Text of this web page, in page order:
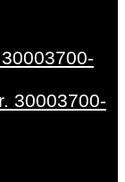
30003700-